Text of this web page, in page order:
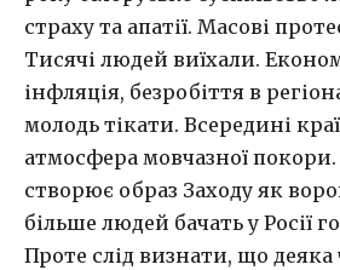
страху та апатії. Масові
Тисячі людей виїхали.
інфляція, безробіття в
молодь тікати. Всередині
атмосфера мовчазної
створює образ Заходу як
більше людей бачать у Росії
Проте слід визнати, що деяка